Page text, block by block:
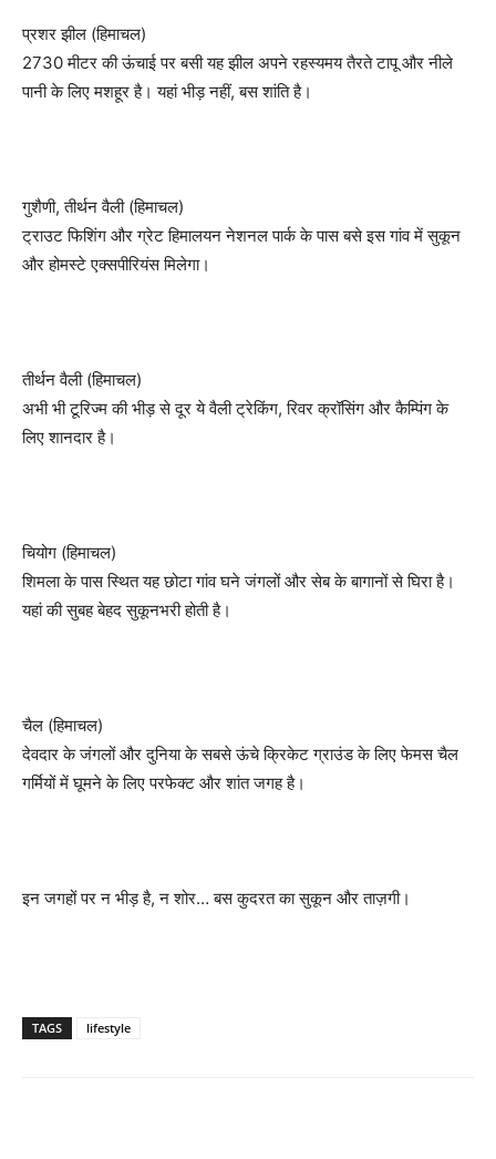
प्रशर झील (हिमाचल)
2730 मीटर की ऊंचाई पर बसी यह झील अपने रहस्यमय तैरते टापू और नीले
पानी के लिए मशहूर है। यहां भीड़ नहीं, बस शांति है।
गुशैणी, तीर्थन वैली (हिमाचल)
ट्राउट फिशिंग और ग्रेट हिमालयन नेशनल पार्क के पास बसे इस गांव में सुकून
और होमस्टे एक्सपीरियंस मिलेगा।
तीर्थन वैली (हिमाचल)
अभी भी टूरिज्म की भीड़ से दूर ये वैली ट्रेकिंग, रिवर क्रॉसिंग और कैम्पिंग के
लिए शानदार है।
चियोग (हिमाचल)
शिमला के पास स्थित यह छोटा गांव घने जंगलों और सेब के बागानों से घिरा है।
यहां की सुबह बेहद सुकूनभरी होती है।
चैल (हिमाचल)
देवदार के जंगलों और दुनिया के सबसे ऊंचे क्रिकेट ग्राउंड के लिए फेमस चैल
गर्मियों में घूमने के लिए परफेक्ट और शांत जगह है।
इन जगहों पर न भीड़ है, न शोर… बस कुदरत का सुकून और ताज़गी।
TAGS lifestyle